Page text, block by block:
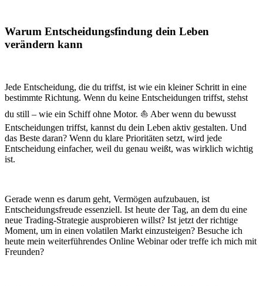
Warum Entscheidungsfindung dein Leben
verändern kann
Jede Entscheidung, die du triffst, ist wie ein kleiner Schritt in eine
bestimmte Richtung. Wenn du keine Entscheidungen triffst, stehst
du still – wie ein Schiff ohne Motor. ⛵ Aber wenn du bewusst
Entscheidungen triffst, kannst du dein Leben aktiv gestalten. Und
das Beste daran? Wenn du klare Prioritäten setzt, wird jede
Entscheidung einfacher, weil du genau weißt, was wirklich wichtig
ist.
Gerade wenn es darum geht, Vermögen aufzubauen, ist
Entscheidungsfreude essenziell. Ist heute der Tag, an dem du eine
neue Trading-Strategie ausprobieren willst? Ist jetzt der richtige
Moment, um in einen volatilen Markt einzusteigen? Besuche ich
heute mein weiterführendes Online Webinar oder treffe ich mich mit
Freunden?